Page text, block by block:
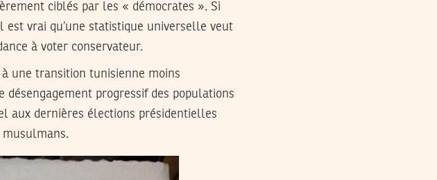
ciblés par les « démocrates ». Si
est vrai qu’une statistique universelle veut
à voter conservateur.
une transition tunisienne moins
progressif des populations
aux dernières élections présidentielles
musulmans.